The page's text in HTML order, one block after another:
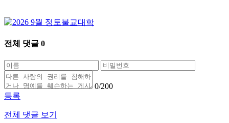
전체 댓글 0
0/200
등록
전체 댓글 보기